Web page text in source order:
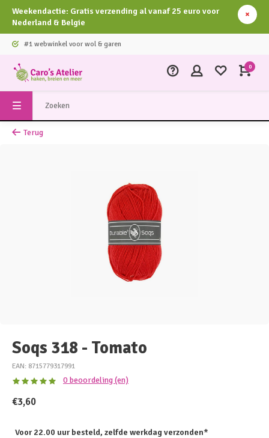
Weekendactie: Gratis verzending al vanaf 25 euro voor
Nederland & Belgie
#1 webwinkel voor wol & garen
0
Terug
Soqs 318 - Tomato
EAN: 8715779317991
0 beoordeling (en)
€3,60
Voor 22.00 uur besteld, zelfde werkdag verzonden*